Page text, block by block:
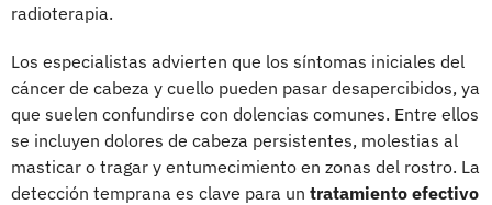
radioterapia.
Los especialistas advierten que los síntomas iniciales del
cáncer de cabeza y cuello pueden pasar desapercibidos, ya
que suelen confundirse con dolencias comunes. Entre ellos
se incluyen dolores de cabeza persistentes, molestias al
masticar o tragar y entumecimiento en zonas del rostro. La
detección temprana es clave para un tratamiento efectivo